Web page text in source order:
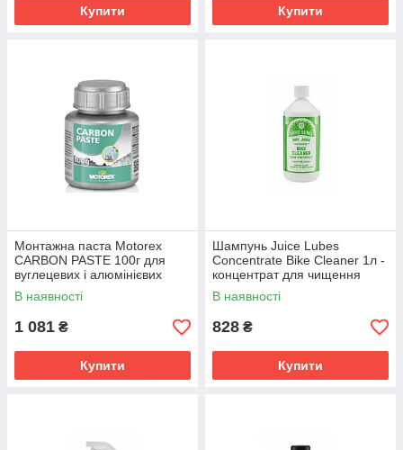
Купити Купити
Монтажна паста Motorex
CARBON PASTE 100г для
вуглецевих і алюмінієвих
деталей
В наявності
1 081 ₴
Купити
Шампунь Juice Lubes
Concentrate Bike Cleaner 1л -
концентрат для чищення
велосипедів, 10л розчину,
біорозкладний
В наявності
828 ₴
Купити